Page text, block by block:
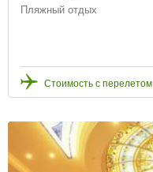
Пляжный отдых
Стоимость с перелетом